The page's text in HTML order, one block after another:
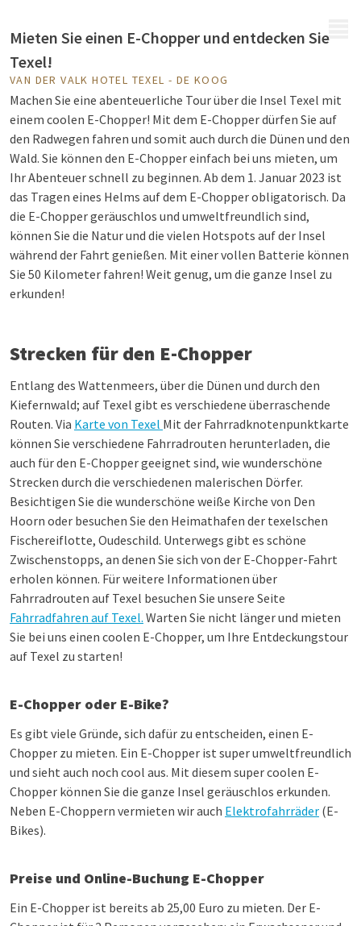
Mieten Sie einen E-Chopper und entdecken Sie
Texel!
VAN DER VALK HOTEL TEXEL - DE KOOG
Machen Sie eine abenteuerliche Tour über die Insel Texel mit
einem coolen E-Chopper! Mit dem E-Chopper dürfen Sie auf
den Radwegen fahren und somit auch durch die Dünen und den
Wald. Sie können den E-Chopper einfach bei uns mieten, um
Ihr Abenteuer schnell zu beginnen. Ab dem 1. Januar 2023 ist
das Tragen eines Helms auf dem E-Chopper obligatorisch. Da
die E-Chopper geräuschlos und umweltfreundlich sind,
können Sie die Natur und die vielen Hotspots auf der Insel
während der Fahrt genießen. Mit einer vollen Batterie können
Sie 50 Kilometer fahren! Weit genug, um die ganze Insel zu
erkunden!
Strecken für den E-Chopper
Entlang des Wattenmeers, über die Dünen und durch den
Kiefernwald; auf Texel gibt es verschiedene überraschende
Routen. Via Karte von Texel Mit der Fahrradknotenpunktkarte
können Sie verschiedene Fahrradrouten herunterladen, die
auch für den E-Chopper geeignet sind, wie wunderschöne
Strecken durch die verschiedenen malerischen Dörfer.
Besichtigen Sie die wunderschöne weiße Kirche von Den
Hoorn oder besuchen Sie den Heimathafen der texelschen
Fischereiflotte, Oudeschild. Unterwegs gibt es schöne
Zwischenstopps, an denen Sie sich von der E-Chopper-Fahrt
erholen können. Für weitere Informationen über
Fahrradrouten auf Texel besuchen Sie unsere Seite
Fahrradfahren auf Texel. Warten Sie nicht länger und mieten
Sie bei uns einen coolen E-Chopper, um Ihre Entdeckungstour
auf Texel zu starten!
E-Chopper oder E-Bike?
Es gibt viele Gründe, sich dafür zu entscheiden, einen E-
Chopper zu mieten. Ein E-Chopper ist super umweltfreundlich
und sieht auch noch cool aus. Mit diesem super coolen E-
Chopper können Sie die ganze Insel geräuschlos erkunden.
Neben E-Choppern vermieten wir auch Elektrofahrräder (E-
Bikes).
Preise und Online-Buchung E-Chopper
Ein E-Chopper ist bereits ab 25,00 Euro zu mieten. Der E-